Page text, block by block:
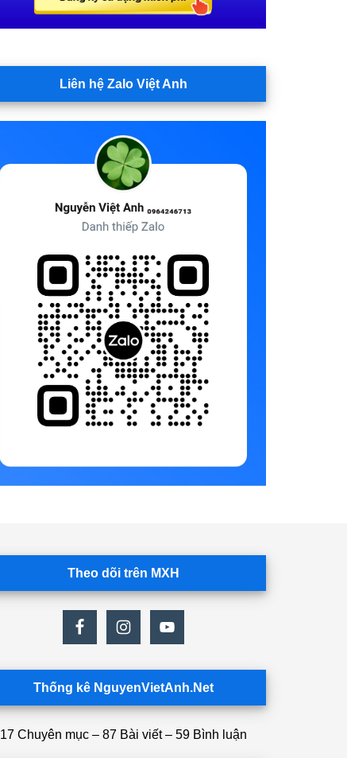
Liên hệ Zalo Việt Anh
Theo dõi trên MXH
Thống kê NguyenVietAnh.Net
17 Chuyên mục – 87 Bài viết – 59 Bình luận